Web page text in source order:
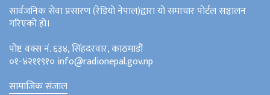
सार्वजनिक सेवा प्रसारण (रेडियो नेपाल)द्वारा यो समाचार पोर्टल सञ्चालन
गरिएको हो।
पोष्ट वक्स नं. ६३४, सिंहदरवार, काठमाडौं
०१-४२११९१० info@radionepal.gov.np
सामाजिक संजाल